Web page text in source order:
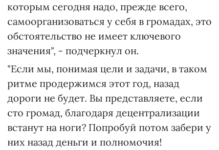
которым сегодня надо, прежде всего,
самоорганизоваться у себя в громадах, это
обстоятельство не имеет ключевого
значения", - подчеркнул он.
"Если мы, понимая цели и задачи, в таком
ритме продержимся этот год, назад
дороги не будет. Вы представляете, если
сто громад, благодаря децентрализации
встанут на ноги? Попробуй потом забери у
них назад деньги и полномочия!